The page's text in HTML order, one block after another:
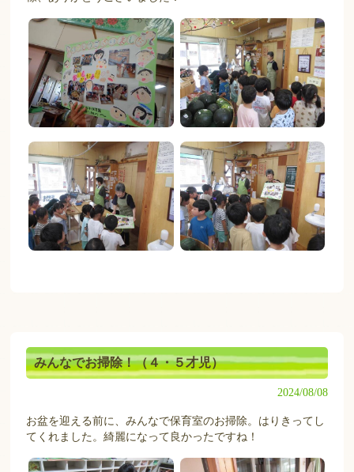
みんなでお掃除！（４・５才児）
2024/08/08
お盆を迎える前に、みんなで保育室のお掃除。はりきってし
てくれました。綺麗になって良かったですね！